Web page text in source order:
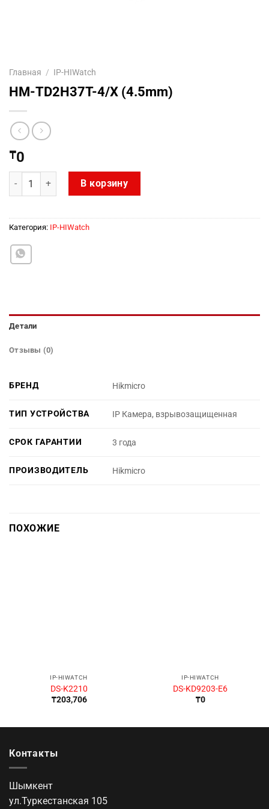
Главная / IP-HIWatch
HM-TD2H37T-4/X (4.5mm)
₸0
Количество товара HM-TD2H37T-4/X (4.5mm)
В корзину
Категория: IP-HIWatch
Детали
Отзывы (0)
БРЕНД Hikmicro
ТИП УСТРОЙСТВА IP Камера, взрывозащищенная
СРОК ГАРАНТИИ 3 года
ПРОИЗВОДИТЕЛЬ Hikmicro
ПОХОЖИЕ
IP-HIWATCH
DS-K2210
₸203,706
IP-HIWATCH
DS-KD9203-E6
₸0
Контакты
Шымкент
ул.Туркестанская 105